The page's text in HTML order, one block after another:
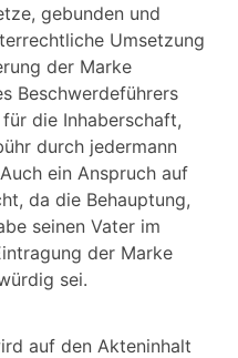
gebunden und
Umsetzung
der Marke
Beschwerdeführers
die Inhaberschaft,
durch jedermann
ein Anspruch auf
da die Behauptung,
seinen Vater im
der Marke
sei.
auf den Akteninhalt